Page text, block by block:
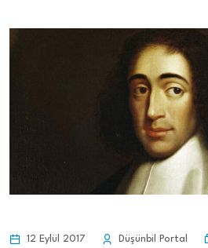
12 Eylül 2017 Düşünbil Portal